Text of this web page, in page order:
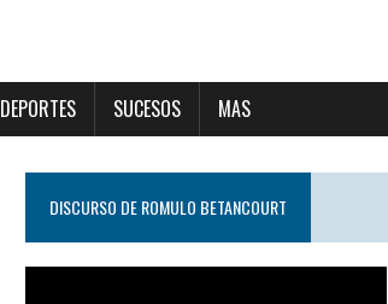
DEPORTES SUCESOS MAS
DISCURSO DE ROMULO BETANCOURT